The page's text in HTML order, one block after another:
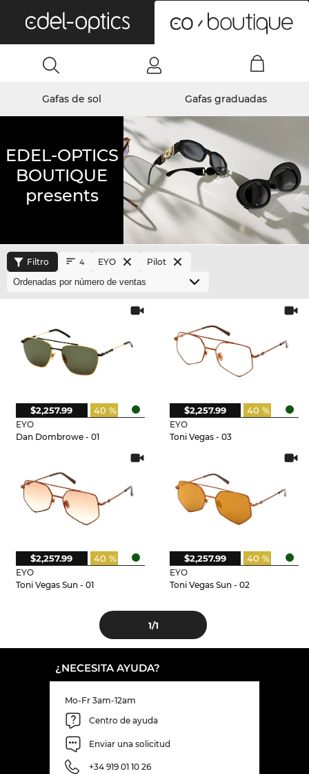
Gafas de sol Gafas graduadas
EDEL-OPTICS
BOUTIQUE
presents
Filtro 4 EYO Pilot
EYO
Dan Dombrowe - 01
40 %
$2,257.99
EYO
Toni Vegas - 03
40 %
$2,257.99
EYO
Toni Vegas Sun - 01
40 %
$2,257.99
EYO
Toni Vegas Sun - 02
40 %
$2,257.99
1/1
¿NECESITA AYUDA?
Mo-Fr 3am-12am
Centro de ayuda
Enviar una solicitud
+34 919 01 10 26